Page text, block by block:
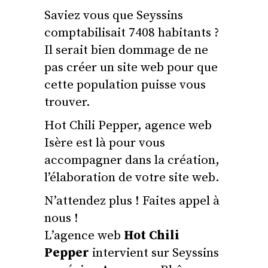
Saviez vous que Seyssins
comptabilisait 7408 habitants ?
Il serait bien dommage de ne
pas créer un site web pour que
cette population puisse vous
trouver.
Hot Chili Pepper, agence web
Isère est là pour vous
accompagner dans la création,
l’élaboration de votre site web.
N’attendez plus ! Faites appel à
nous !
L’agence web Hot Chili
Pepper intervient sur Seyssins